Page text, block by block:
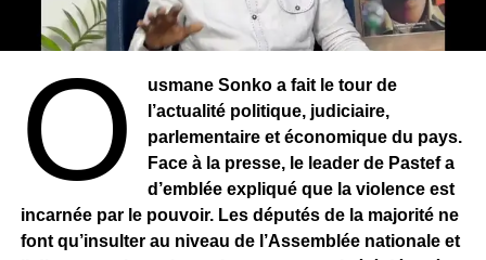
O
usmane Sonko a fait le tour de
l’actualité politique, judiciaire,
parlementaire et économique du pays.
Face à la presse, le leader de Pastef a
d’emblée expliqué que la violence est
incarnée par le pouvoir. Les députés de la majorité ne
font qu’insulter au niveau de l’Assemblée nationale et